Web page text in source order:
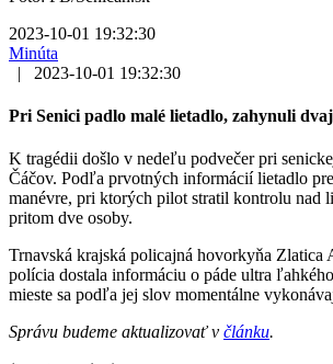
2023-10-01 19:32:30
Minúta
|
2023-10-01 19:32:30
Pri Senici padlo malé lietadlo, zahynuli
K tragédii došlo v nedeľu podvečer pri
Čáčov. Podľa prvotných informácií lietadlo
manévre, pri ktorých pilot stratil kontrolu nad
pritom dve osoby.
Trnavská krajská policajná hovorkyňa Zlatica
polícia dostala informáciu o páde ultra
mieste sa podľa jej slov momentálne
Správu budeme aktualizovať v článku.